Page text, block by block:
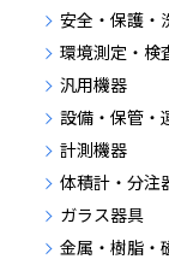
安全・保護・
環境測定・検
汎用機器
設備・保管・
計測機器
体積計・分注
ガラス器具
金属・樹脂・